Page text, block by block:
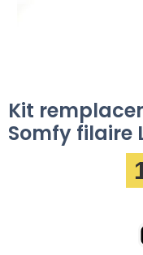
Kit
Somfy filaire